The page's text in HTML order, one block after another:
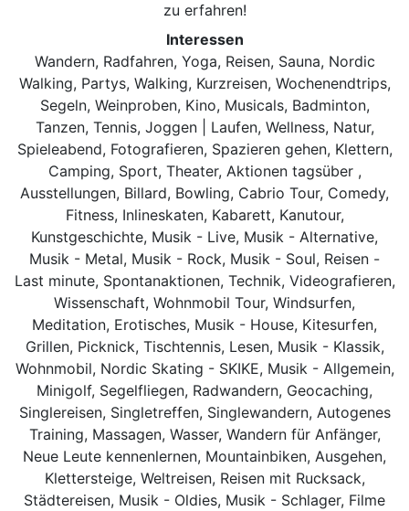
zu erfahren!
Interessen
Wandern, Radfahren, Yoga, Reisen, Sauna, Nordic
Walking, Partys, Walking, Kurzreisen, Wochenendtrips,
Segeln, Weinproben, Kino, Musicals, Badminton,
Tanzen, Tennis, Joggen | Laufen, Wellness, Natur,
Spieleabend, Fotografieren, Spazieren gehen, Klettern,
Camping, Sport, Theater, Aktionen tagsüber ,
Ausstellungen, Billard, Bowling, Cabrio Tour, Comedy,
Fitness, Inlineskaten, Kabarett, Kanutour,
Kunstgeschichte, Musik - Live, Musik - Alternative,
Musik - Metal, Musik - Rock, Musik - Soul, Reisen -
Last minute, Spontanaktionen, Technik, Videografieren,
Wissenschaft, Wohnmobil Tour, Windsurfen,
Meditation, Erotisches, Musik - House, Kitesurfen,
Grillen, Picknick, Tischtennis, Lesen, Musik - Klassik,
Wohnmobil, Nordic Skating - SKIKE, Musik - Allgemein,
Minigolf, Segelfliegen, Radwandern, Geocaching,
Singlereisen, Singletreffen, Singlewandern, Autogenes
Training, Massagen, Wasser, Wandern für Anfänger,
Neue Leute kennenlernen, Mountainbiken, Ausgehen,
Klettersteige, Weltreisen, Reisen mit Rucksack,
Städtereisen, Musik - Oldies, Musik - Schlager, Filme